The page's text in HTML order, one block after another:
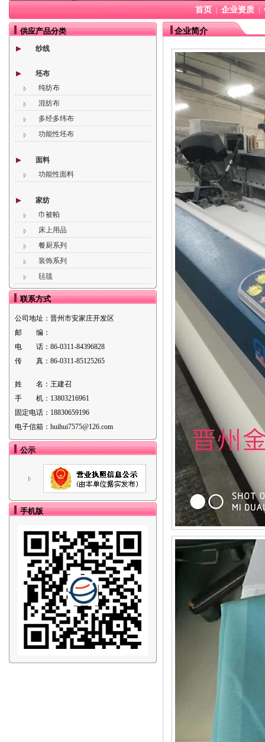
首页 | 企业资质 |
供应产品分类
纱线
坯布
纯纺布
混纺布
多经多纬布
功能性坯布
面料
功能性面料
家纺
巾被帕
床上用品
餐厨系列
装饰系列
毡毯
联系方式
公司地址： 晋州市安家庄开发区
邮 编：
电 话： 86-0311-84396828
传 真： 86-0311-85125265
姓 名： 王建召
手 机： 13803216961
固定电话： 18830659196
电子信箱： huihui7575@126.com
公示
手机版
企业简介